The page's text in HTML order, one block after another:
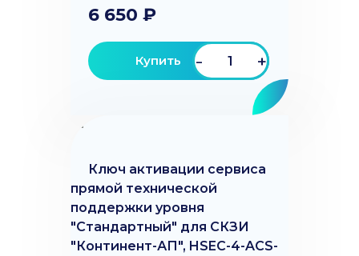
6 650 ₽
Купить - +
Ключ активации сервиса
прямой технической
поддержки уровня
"Стандартный" для СКЗИ
"Континент-АП", HSEC-4-ACS-